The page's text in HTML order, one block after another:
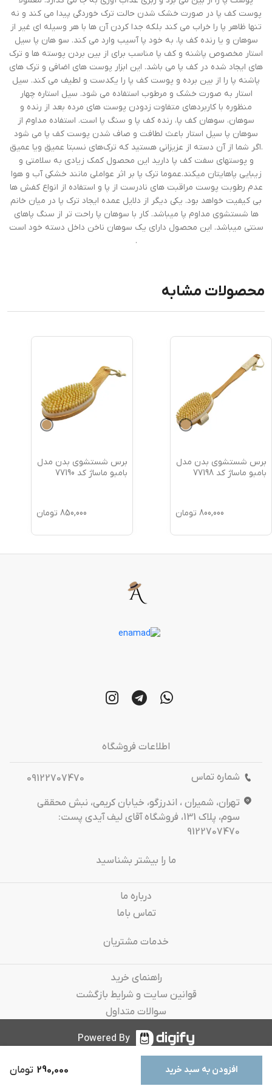
افزودن به سبد خرید 290,000 تومان
پوست کف پا در صورت خشک شدن حالت ترک خوردگی پیدا می کند و نه
تنها ظاهر پا را خراب می کند بلکه جدا کردن آن ها با هر وسیله ای غیر از
سوهان و یا رنده کف پا، به خود پا آسیب وارد می کند. سو هان پا سیل
استار مخصوص پاشنه و کف پا مناسب برای از بین بردن پوسته ها و ترک
های ایجاد شده در کف پا می باشد. این ابزار پوست های اضافی و ترک های
پاشنه پا را از بین برده و پوست کف پا را یکدست و لطیف می کند. سیل
استار به صورت خشک و مرطوب استفاده می شود. سیل استاره چهار
منظوره با کاربردهای متفاوت زدودن پوست های مرده بعد از رنده و
سوهان، سوهان کف پا، رنده کف پا و سنگ پا است. استفاده مداوم از
سوهان پا سیل استار باعث لطافت و صاف شدن پوست کف پا می شود
.اگر شما از آن دسته از عزیزانی هستید که ترک‌های نسبتا عمیق ویا عمیق
و پوستهای سفت کف پا دارید این محصول کمک زیادی به سلامتی و
زیبایی پاهایتان میکند.عموما ترک پا بر اثر عواملی مانند خشکی آب و هوا
عدم رطوبت پوست مراقبت های نادرست از پا و استفاده از انواع کفش ها
بی کیفیت خواهد بود. یکی دیگر از دلایل عمده ایجاد ترک پا در میان خانم
ها شستشوی مداوم پا میباشد. کار با سوهان پا راحت تر از سنگ پاهای
سنتی میباشد. این محصول دارای یک سوهان ناخن داخل دسته خود است
.
محصولات مشابه
برس شستشوی بدن مدل
بامبو ماساژ کد 77198
800,000 تومان
برس شستشوی بدن مدل
بامبو ماساژ کد 77190
850,000 تومان
اطلاعات فروشگاه
شماره تماس
09122707470
تهران، شمیران ، اندرزگو، خیابان کریمی، نبش محققی
سوم، پلاک 131، فروشگاه آقای لیف آیدی پست:
9122707470
ما را بیشتر بشناسید
درباره‌ ما
تماس باما
خدمات مشتریان
راهنمای خرید
قوانین سایت و شرایط بازگشت
سوالات متداول
Powered By